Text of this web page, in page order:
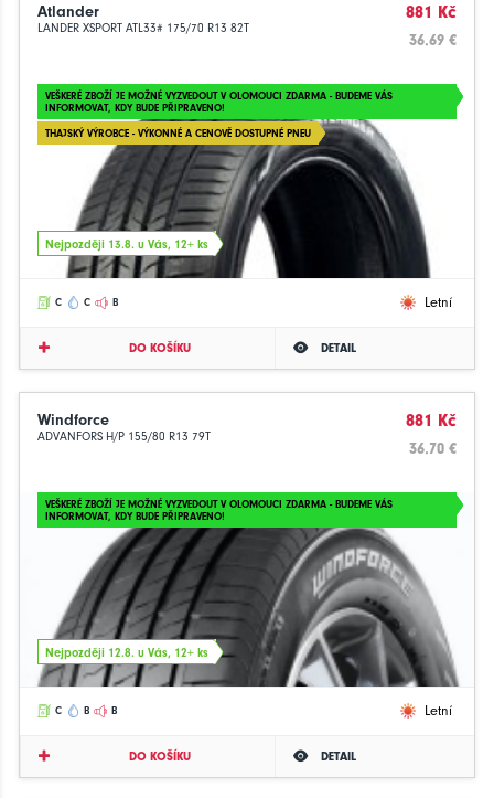
Atlander
LANDER XSPORT ATL33# 175/70 R13 82T
881 Kč
36.69 €
VEŠKERÉ ZBOŽÍ JE MOŽNÉ VYZVEDOUT V OLOMOUCI ZDARMA - BUDEME VÁS
INFORMOVAT, KDY BUDE PŘIPRAVENO!
THAJSKÝ VÝROBCE - VÝKONNÉ A CENOVĚ DOSTUPNÉ PNEU
Nejpozději 13.8. u Vás, 12+ ks
C C B Letní
DO KOŠÍKU DETAIL
Windforce
ADVANFORS H/P 155/80 R13 79T
881 Kč
36.70 €
VEŠKERÉ ZBOŽÍ JE MOŽNÉ VYZVEDOUT V OLOMOUCI ZDARMA - BUDEME VÁS
INFORMOVAT, KDY BUDE PŘIPRAVENO!
Nejpozději 12.8. u Vás, 12+ ks
C B B Letní
DO KOŠÍKU DETAIL